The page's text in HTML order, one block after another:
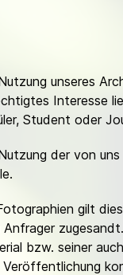
unseres
Interesse
Student oder
der von
gilt
Anfrager
bzw. seiner
Veröffentlichung